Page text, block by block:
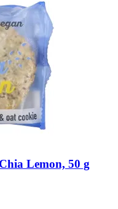
Lemon, 50 g